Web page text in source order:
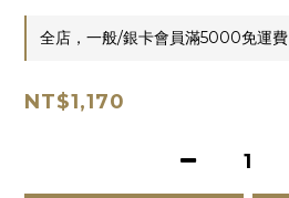
全店，一般/銀卡會員滿5000免運費
NT$1,170